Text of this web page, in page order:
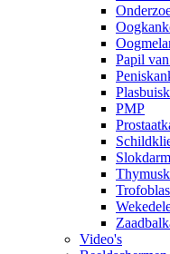
Papil
PMP
Video's